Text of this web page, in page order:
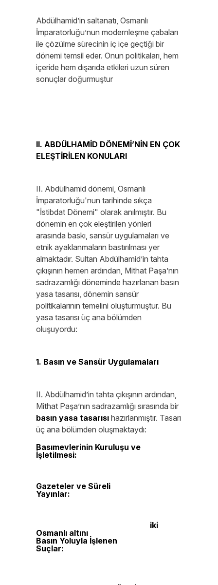
Abdülhamid’in saltanatı, Osmanlı
İmparatorluğu’nun modernleşme çabaları
ile çözülme sürecinin iç içe geçtiği bir
dönemi temsil eder. Onun politikaları, hem
içeride hem dışarıda etkileri uzun süren
sonuçlar doğurmuştur
II. ABDÜLHAMİD DÖNEMİ’NİN EN ÇOK
ELEŞTİRİLEN KONULARI
II. Abdülhamid dönemi, Osmanlı
İmparatorluğu'nun tarihinde sıkça
"İstibdat Dönemi" olarak anılmıştır. Bu
dönemin en çok eleştirilen yönleri
arasında baskı, sansür uygulamaları ve
etnik ayaklanmaların bastırılması yer
almaktadır. Sultan Abdülhamid’in tahta
çıkışının hemen ardından, Mithat Paşa’nın
sadrazamlığı döneminde hazırlanan basın
yasa tasarısı, dönemin sansür
politikalarının temelini oluşturmuştur. Bu
yasa tasarısı üç ana bölümden
oluşuyordu:
1. Basın ve Sansür Uygulamaları
II. Abdülhamid’in tahta çıkışının ardından,
Mithat Paşa’nın sadrazamlığı sırasında bir
basın yasa tasarısı hazırlanmıştır. Tasarı
üç ana bölümden oluşmaktaydı:
Basımevlerinin Kuruluşu ve
İşletilmesi: Yeni bir gazete çıkarmak için
hükümetten izin alınması zorunluydu.
Gazeteler ve Süreli
Yayınlar:
iki
Osmanlı altını
Basın Yoluyla İşlenen
Suçlar: Gazetelerde hükümet yetkililerine